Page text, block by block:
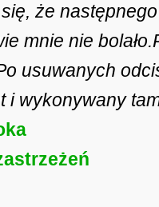
że
mnie nie
usuwanych
i wykonywany